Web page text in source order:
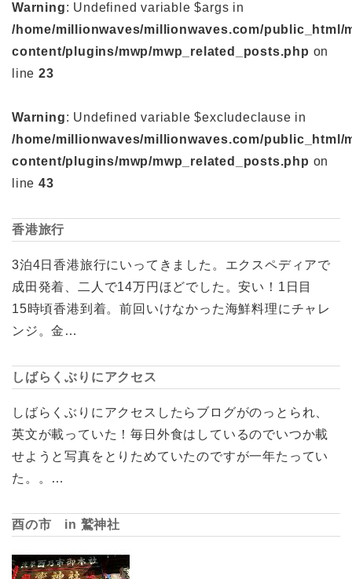
Warning: Undefined variable $args in
/home/millionwaves/millionwaves.com/public_html/
content/plugins/mwp/mwp_related_posts.php on
line 23
Warning: Undefined variable $excludeclause in
/home/millionwaves/millionwaves.com/public_html/
content/plugins/mwp/mwp_related_posts.php on
line 43
香港旅行
3泊4日香港旅行にいってきました。エクスペディアで
成田発着、二人で14万円ほどでした。安い！1日目
15時頃香港到着。前回いけなかった海鮮料理にチャレ
ンジ。金…
しばらくぶりにアクセス
しばらくぶりにアクセスしたらブログがのっとられ、
英文が載っていた！毎日外食はしているのでいつか載
せようと写真をとりためていたのですが一年たってい
た。。…
酉の市 in 鷲神社